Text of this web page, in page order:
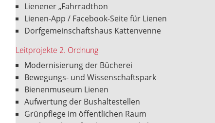
Lienener „Fahrradthon
Lienen-App / Facebook-Seite für Lienen
Dorfgemeinschaftshaus Kattenvenne
Leitprojekte 2. Ordnung
Modernisierung der Bücherei
Bewegungs- und Wissenschaftspark
Bienenmuseum Lienen
Aufwertung der Bushaltestellen
Grünpflege im öffentlichen Raum